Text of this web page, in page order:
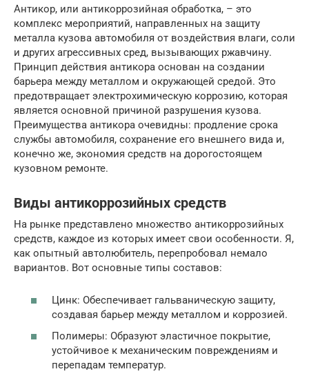
Антикор, или антикоррозийная обработка, – это
комплекс мероприятий, направленных на защиту
металла кузова автомобиля от воздействия влаги, соли
и других агрессивных сред, вызывающих ржавчину.
Принцип действия антикора основан на создании
барьера между металлом и окружающей средой. Это
предотвращает электрохимическую коррозию, которая
является основной причиной разрушения кузова.
Преимущества антикора очевидны: продление срока
службы автомобиля, сохранение его внешнего вида и,
конечно же, экономия средств на дорогостоящем
кузовном ремонте.
Виды антикоррозийных средств
На рынке представлено множество антикоррозийных
средств, каждое из которых имеет свои особенности. Я,
как опытный автолюбитель, перепробовал немало
вариантов. Вот основные типы составов:
Цинк: Обеспечивает гальваническую защиту,
создавая барьер между металлом и коррозией.
Полимеры: Образуют эластичное покрытие,
устойчивое к механическим повреждениям и
перепадам температур.